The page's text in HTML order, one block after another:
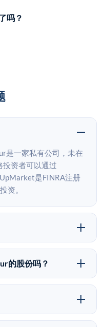
吗？
是一家私有公司，未在
投资者可以通过
是FINRA注册
资。
家私有公司。最近的
级市场上的Pre-IPO
的股份吗？
本页表单或在
股份的投资意向。
注册的经纪交易商，
的股份流动性低，意